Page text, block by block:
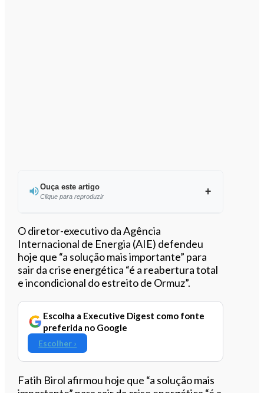
Ouça este artigo
Clique para reproduzir
Ouvir este artigo
O diretor-executivo da Agência
Internacional de Energia (AIE) defendeu
hoje que “a solução mais importante” para
sair da crise energética “é a reabertura total
e incondicional do estreito de Ormuz”.
Escolha a Executive Digest como fonte
preferida no Google
Escolher ›
Fatih Birol afirmou hoje que “a solução mais